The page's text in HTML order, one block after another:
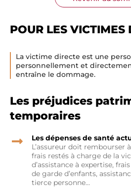
POUR LES VICTIMES
La victime directe est une
personnellement et
entraîne le dommage.
Les préjudices
temporaires
Les dépenses de santé
L’assureur doit rembourser
frais restés à charge de la
d’assistance à expertise,
de garde d’enfants,
tierce personne...